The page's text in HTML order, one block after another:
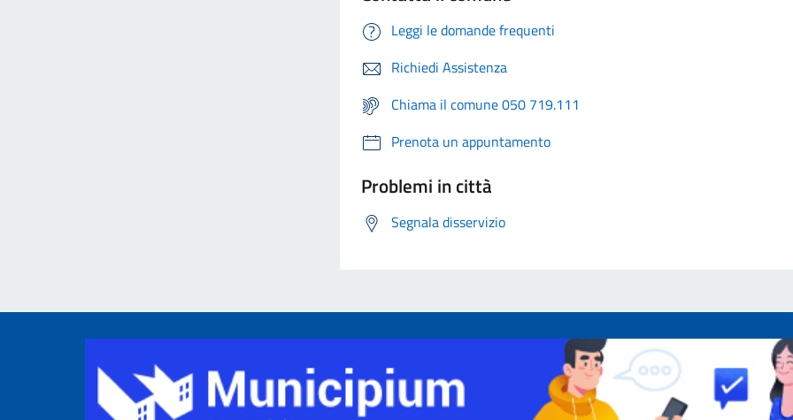
Leggi le domande frequenti
Richiedi Assistenza
Chiama il comune 050 719.111
Prenota un appuntamento
Problemi in città
Segnala disservizio